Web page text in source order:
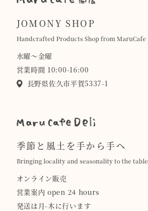
JOMONY SHOP
Handcrafted Products Shop from MaruCafe
水曜〜金曜
営業時間 10:00-16:00
長野県佐久市平賀5337-1
季節と風土を手から手へ
Bringing locality and seasonality to the table
オンライン販売
営業案内 open 24 hours
発送は月-木に行います